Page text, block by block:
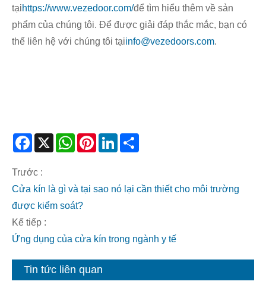
tạihttps://www.vezedoor.com/để tìm hiểu thêm về sản
phẩm của chúng tôi. Để được giải đáp thắc mắc, bạn có
thể liên hệ với chúng tôi tạiinfo@vezedoors.com.
Facebook
X WhatsAppPinterestLinkedIn
Trước :
Cửa kín là gì và tại sao nó lại cần thiết cho môi trường
được kiểm soát?
Kế tiếp :
Ứng dụng của cửa kín trong ngành y tế
Tin tức liên quan